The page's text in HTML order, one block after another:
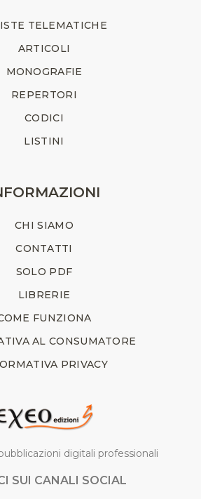
TELEMATICHE
ARTICOLI
MONOGRAFIE
REPERTORI
CODICI
LISTINI
CHI SIAMO
CONTATTI
SOLO PDF
LIBRERIE
FUNZIONA
AL CONSUMATORE
PRIVACY
digitali professionali
SUI CANALI SOCIAL